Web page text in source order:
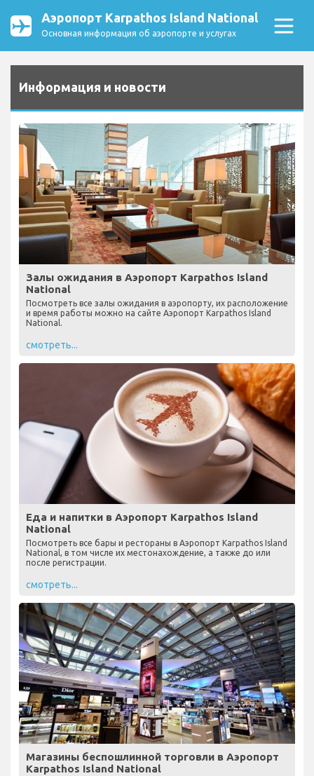
Аэропорт Karpathos Island National
Основная информация об аэропорте и услугах
Информация и новости
Залы ожидания в Аэропорт Karpathos Island
National
Посмотреть все залы ожидания в аэропорту, их расположение
и время работы можно на сайте Аэропорт Karpathos Island
National.
смотреть...
Еда и напитки в Аэропорт Karpathos Island
National
Посмотреть все бары и рестораны в Аэропорт Karpathos Island
National, в том числе их местонахождение, а также до или
после регистрации.
смотреть...
Магазины беспошлинной торговли в Аэропорт
Karpathos Island National